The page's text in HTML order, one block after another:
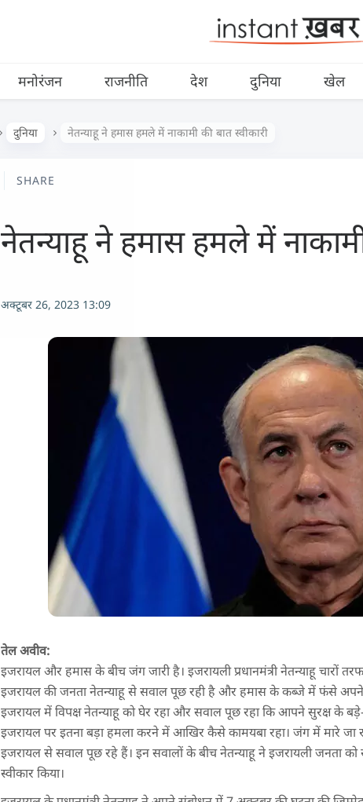
मनोरंजन राजनीति देश दुनिया खेल
दुनिया नेतन्याहू ने हमास हमले में नाकामी की बात स्वीकारी
SHARE
नेतन्याहू ने हमास हमले में
अक्टूबर 26, 2023 13:09
तेल अवीव:
इजरायल और हमास के बीच जंग जारी है। इजरायली प्रधानमंत्री नेतन्याहू चारों
इजरायल की जनता नेतन्याहू से सवाल पूछ रही है और हमास के कब्जे में फंसे अपने
इजरायल में विपक्ष नेतन्याहू को घेर रहा और सवाल पूछ रहा कि आपने सुरक्ष के
इजरायल पर इतना बड़ा हमला करने में आखिर कैसे कामयबा रहा। जंग में मारे जा
इजरायल से सवाल पूछ रहे हैं। इन सवालों के बीच नेतन्याहू ने इजरायली जनता को
स्वीकार किया।